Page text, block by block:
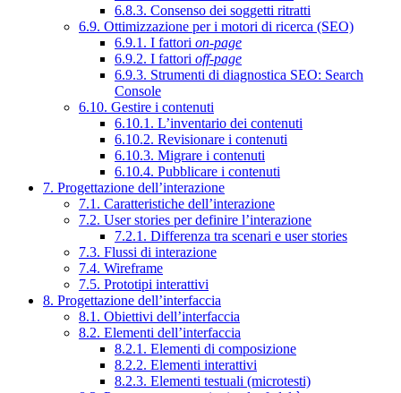
6.8.3. Consenso dei soggetti ritratti
6.9. Ottimizzazione per i motori di ricerca (SEO)
6.9.1. I fattori on-page
6.9.2. I fattori off-page
6.9.3. Strumenti di diagnostica SEO: Search
Console
6.10. Gestire i contenuti
6.10.1. L’inventario dei contenuti
6.10.2. Revisionare i contenuti
6.10.3. Migrare i contenuti
6.10.4. Pubblicare i contenuti
7. Progettazione dell’interazione
7.1. Caratteristiche dell’interazione
7.2. User stories per definire l’interazione
7.2.1. Differenza tra scenari e user stories
7.3. Flussi di interazione
7.4. Wireframe
7.5. Prototipi interattivi
8. Progettazione dell’interfaccia
8.1. Obiettivi dell’interfaccia
8.2. Elementi dell’interfaccia
8.2.1. Elementi di composizione
8.2.2. Elementi interattivi
8.2.3. Elementi testuali (microtesti)